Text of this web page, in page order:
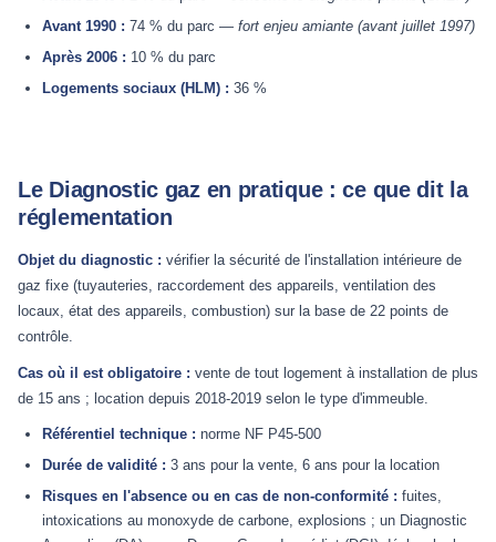
Avant 1990 : 74 % du parc — fort enjeu amiante (avant juillet 1997)
Après 2006 : 10 % du parc
Logements sociaux (HLM) : 36 %
Le Diagnostic gaz en pratique : ce que dit la
réglementation
Objet du diagnostic : vérifier la sécurité de l'installation intérieure de
gaz fixe (tuyauteries, raccordement des appareils, ventilation des
locaux, état des appareils, combustion) sur la base de 22 points de
contrôle.
Cas où il est obligatoire : vente de tout logement à installation de plus
de 15 ans ; location depuis 2018-2019 selon le type d'immeuble.
Référentiel technique : norme NF P45-500
Durée de validité : 3 ans pour la vente, 6 ans pour la location
Risques en l'absence ou en cas de non-conformité : fuites,
intoxications au monoxyde de carbone, explosions ; un Diagnostic